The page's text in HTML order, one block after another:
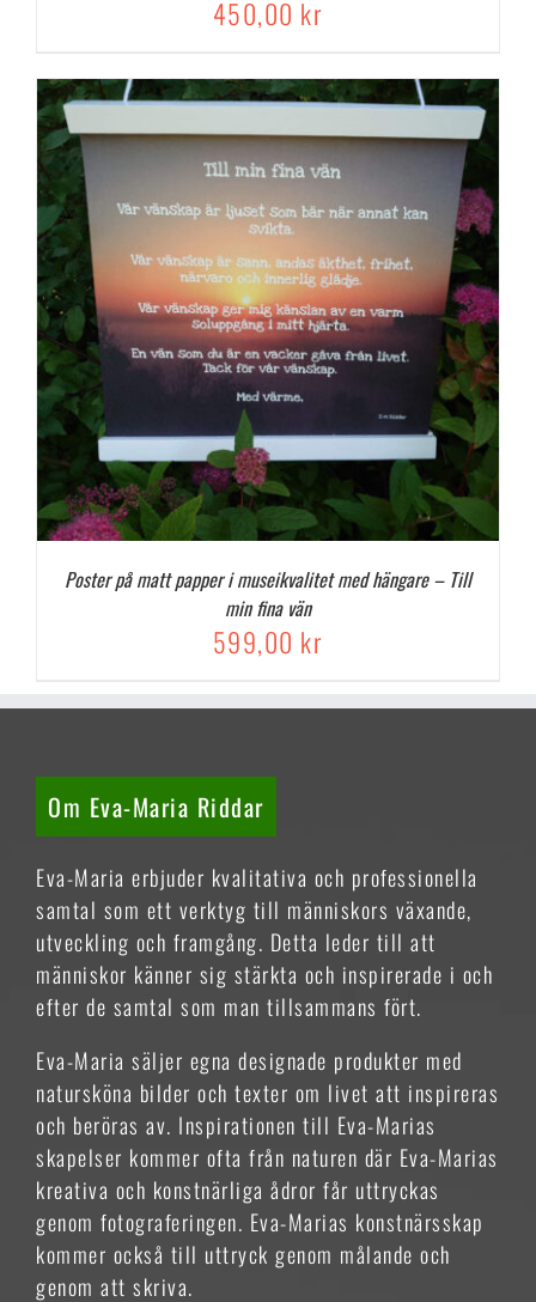
450,00 kr
Poster på matt papper i museikvalitet med hängare – Till
min fina vän
599,00 kr
Om Eva-Maria Riddar
Eva-Maria erbjuder kvalitativa och professionella
samtal som ett verktyg till människors växande,
utveckling och framgång. Detta leder till att
människor känner sig stärkta och inspirerade i och
efter de samtal som man tillsammans fört.
Eva-Maria säljer egna designade produkter med
natursköna bilder och texter om livet att inspireras
och beröras av. Inspirationen till Eva-Marias
skapelser kommer ofta från naturen där Eva-Marias
kreativa och konstnärliga ådror får uttryckas
genom fotograferingen. Eva-Marias konstnärsskap
kommer också till uttryck genom målande och
genom att skriva.